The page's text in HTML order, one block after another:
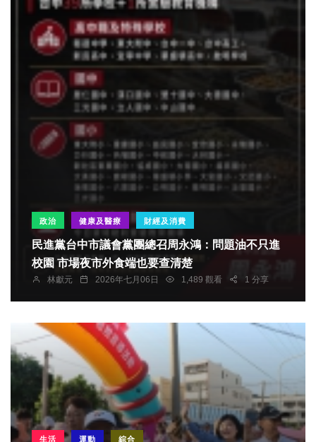
政治 健康及醫療 財經及消費
民進黨台中市議會黨團總召周永鴻：問題油不只進
校園 市場夜市外食端也要查清楚
林獻元 2026年七月06日 1,489 觀看 1 分享
生活 運動 綜合